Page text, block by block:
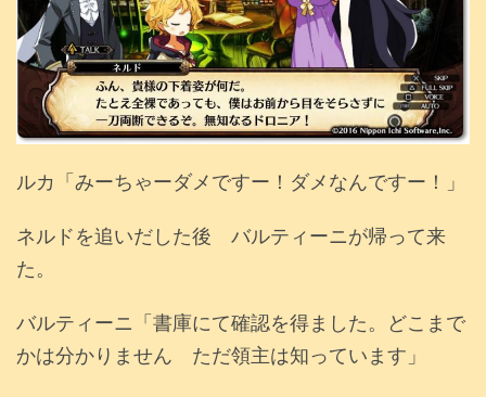
ルカ「みーちゃーダメですー！ダメなんですー！」
ネルドを追いだした後 バルティーニが帰って来
た。
バルティーニ「書庫にて確認を得ました。どこまで
かは分かりません ただ領主は知っています」